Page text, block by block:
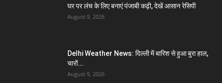
घर पर लंच के लिए बनाएं पंजाबी कढ़ी, देखें आसान रेसिपी
August 9, 2026
Delhi Weather News: दिल्ली में बारिश से हुआ बुरा हाल,
चारों...
August 9, 2026